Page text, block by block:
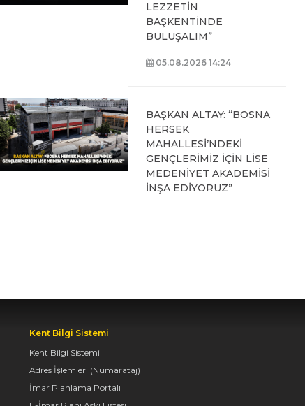
LEZZETİN
BAŞKENTİNDE
BULUŞALIM”
05.08.2026 14:24
BAŞKAN ALTAY: “BOSNA
HERSEK
MAHALLESİ’NDEKİ
GENÇLERİMİZ İÇİN LİSE
MEDENİYET AKADEMİSİ
İNŞA EDİYORUZ”
Kent Bilgi Sistemi
Kent Bilgi Sistemi
Adres İşlemleri (Numarataj)
İmar Planlama Portalı